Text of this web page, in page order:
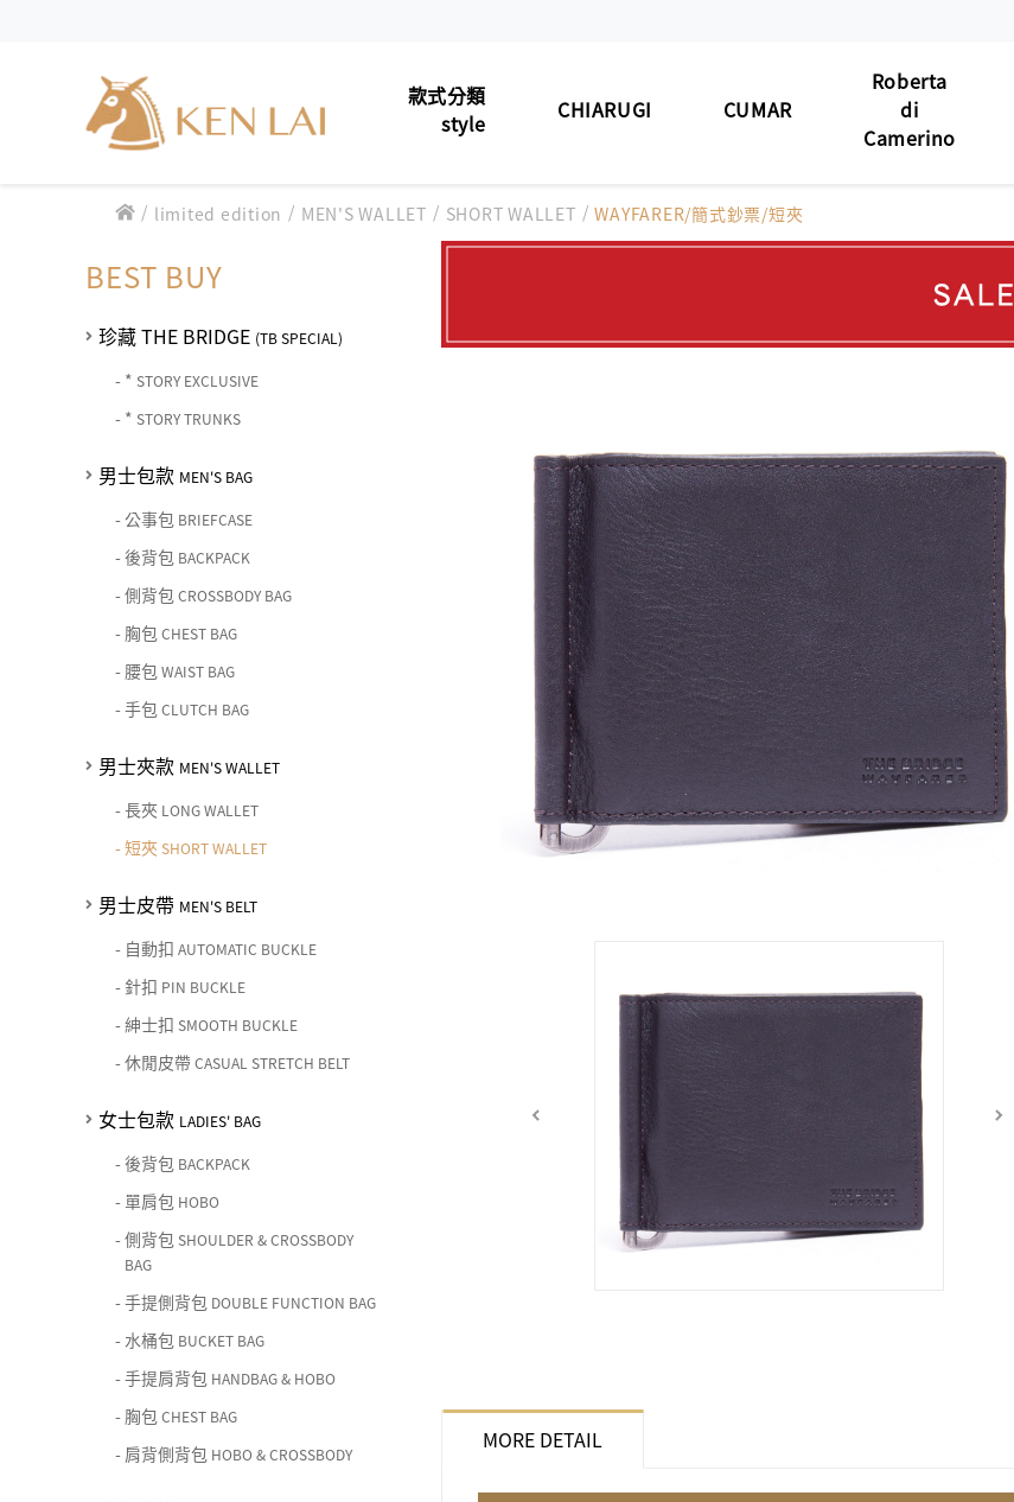
款式分類
style
男士包款MEN'S BAG
UNISEX BAG/SLG
LEATHER CARE
CHIARUGI
男士包款MEN'S BAG
中性商品UNISEX BAG/SLG
CUMAR
男士包款MEN'S BAG
中性商品UNISEX BAG/SLG
Roberta
di
Camerino
中性商品UNISEX
款式分類 style
男士包款 MEN'S BAG
男士夾款 MEN'S WALLET
男士皮帶 MEN'S BELT
女士包款 LADIES' BAG
女士夾款 LADIES' WALLET
中性商品 UNISEX BAG/SLG
皮革保養 LEATHER CARE
CHIARUGI
男士包款 MEN'S BAG
女士包款 LADIES' BAG
女士夾款 LADIES' WALLET
中性商品 UNISEX BAG/SLG
關於 CHIARUGI
CUMAR
男士包款 MEN'S BAG
男士夾款 MEN'S WALLET
男士皮帶 MEN'S BELT
女士包款 LADIES' BAG
女士夾款 LADIES' WALLET
中性商品 UNISEX BAG/SLG
Roberta di Camerino
男士包款 MEN'S BAG
男士夾款 MEN'S WALLET
男士皮帶 MEN'S BELT
女士包款 LADIES' BAG
女士夾款 LADIES' WALLET
中性商品 UNISEX BAG/SLG
關於 Roberta di Camerino
THE BRIDGE
男士包款 MEN'S BAG
男士夾款 MEN'S WALLET
男士皮帶 MEN'S BELT
女士包款 LADIES' BAG
中性商品 UNISEX BAG/SLG
皮革保養 LEATHER CARE
關於 THE BRIDGE
期間限定 limited edition
男士包款 MEN'S BAG
男士夾款 MEN'S WALLET
男士皮帶 MEN'S BELT
女士包款 LADIES' BAG
女士夾款 LADIES' WALLET
/ limited edition / MEN'S WALLET / SHORT WALLET / WAYFARER/簡式鈔票/短夾
BEST BUY
珍藏 THE BRIDGE (TB SPECIAL)
- * STORY EXCLUSIVE
- * STORY TRUNKS
男士包款 MEN'S BAG
-公事包 BRIEFCASE
-後背包 BACKPACK
-側背包CROSSBODY BAG
- 胸包CHEST BAG
- 腰包WAIST BAG
-手包CLUTCH BAG
男士夾款 MEN'S WALLET
-長夾 LONG WALLET
-短夾SHORT WALLET
男士皮帶 MEN'S BELT
- 自動扣 AUTOMATIC BUCKLE
- 針扣 PIN BUCKLE
-紳士扣 SMOOTH BUCKLE
-休閒皮帶 CASUAL STRETCH BELT
女士包款 LADIES' BAG
-後背包 BACKPACK
- 單肩包 HOBO
-側背包SHOULDER & CROSSBODY
BAG
-手提側背包 DOUBLE FUNCTION BAG
- 水桶包 BUCKET BAG
-手提肩背包 HANDBAG & HOBO
- 胸包CHEST BAG
- 肩背側背包 HOBO & CROSSBODY
MORE DETAIL